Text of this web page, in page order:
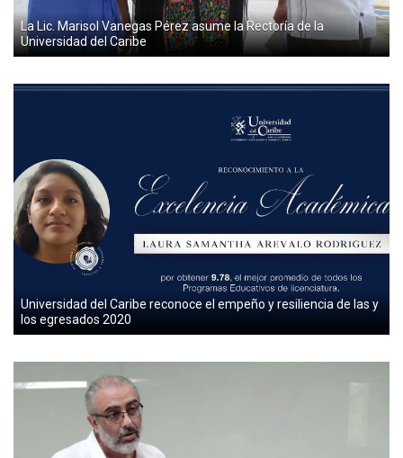
La Lic. Marisol Vanegas Pérez asume la Rectoría de la
Universidad del Caribe
Universidad del Caribe reconoce el empeño y resiliencia de las y
los egresados 2020